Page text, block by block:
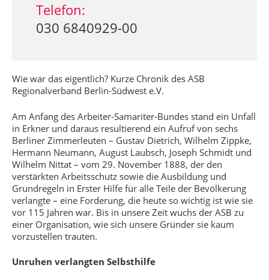
Wie war das eigentlich? Kurze Chronik des ASB
Regionalverband Berlin-Südwest e.V.
Am Anfang des Arbeiter-Samariter-Bundes stand ein Unfall
in Erkner und daraus resultierend ein Aufruf von sechs
Berliner Zimmerleuten – Gustav Dietrich, Wilhelm Zippke,
Hermann Neumann, August Laubsch, Joseph Schmidt und
Wilhelm Nittat – vom 29. November 1888, der den
verstärkten Arbeitsschutz sowie die Ausbildung und
Grundregeln in Erster Hilfe für alle Teile der Bevölkerung
verlangte – eine Forderung, die heute so wichtig ist wie sie
vor 115 Jahren war. Bis in unsere Zeit wuchs der ASB zu
einer Organisation, wie sich unsere Gründer sie kaum
vorzustellen trauten.
Unruhen verlangten Selbsthilfe
Telefon:
030 6840929-00